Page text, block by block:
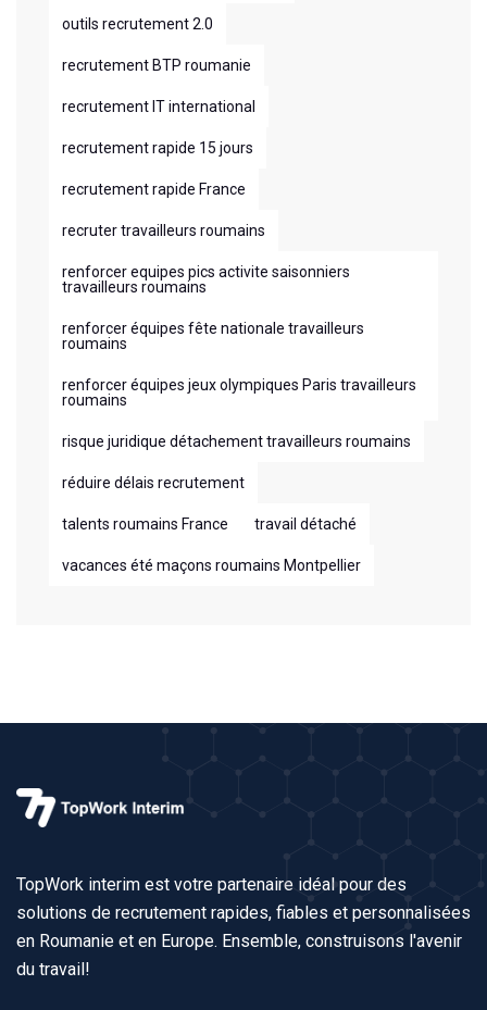
outils recrutement 2.0
recrutement BTP roumanie
recrutement IT international
recrutement rapide 15 jours
recrutement rapide France
recruter travailleurs roumains
renforcer equipes pics activite saisonniers
travailleurs roumains
renforcer équipes fête nationale travailleurs
roumains
renforcer équipes jeux olympiques Paris travailleurs
roumains
risque juridique détachement travailleurs roumains
réduire délais recrutement
talents roumains France travail détaché
vacances été maçons roumains Montpellier
TopWork interim est votre partenaire idéal pour des
solutions de recrutement rapides, fiables et personnalisées
en Roumanie et en Europe. Ensemble, construisons l'avenir
du travail!